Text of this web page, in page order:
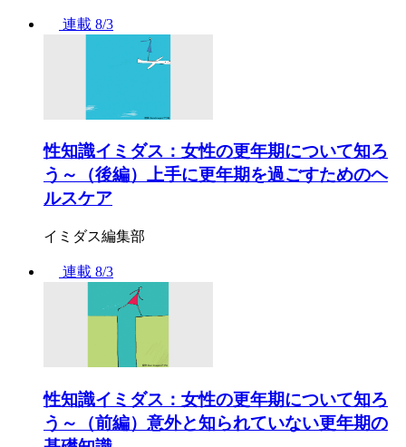
連載 8/3
性知識イミダス：女性の更年期について知ろ
う～（後編）上手に更年期を過ごすためのヘ
ルスケア
イミダス編集部
連載 8/3
性知識イミダス：女性の更年期について知ろ
う～（前編）意外と知られていない更年期の